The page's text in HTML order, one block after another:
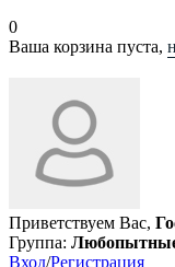
0
Ваша корзина пуста,
Приветствуем Вас,
Группа:
Вход/Регистрация